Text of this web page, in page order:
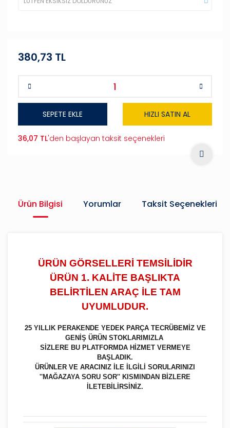
380,73 TL
SEPETE EKLE HIZLI SATIN AL
36,07 TL'den başlayan taksit seçenekleri
Ürün Bilgisi Yorumlar Taksit Seçenekleri
ÜRÜN GÖRSELLERİ TEMSİLİDİR
ÜRÜN 1. KALİTE BAŞLIKTA
BELİRTİLEN ARAÇ İLE TAM
UYUMLUDUR.
25 YILLIK PERAKENDE YEDEK PARÇA TECRÜBEMİZ VE
GENİŞ ÜRÜN STOKLARIMIZLA
SİZLERE BU PLATFORMDA HİZMET VERMEYE
BAŞLADIK.
ÜRÜNLER VE ARACINIZ İLE İLGİLİ SORULARINIZI
''MAĞAZAYA SORU SOR'' KISMINDAN BİZLERE
İLETEBİLİRSİNİZ.